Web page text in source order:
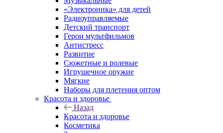
«Электроника» для детей
Радиоуправляемые
Детский транспорт
Герои мультфильмов
Антистресс
Развитие
Сюжетные и ролевые
Игрушечное оружие
Мягкие
Наборы для плетения оптом
Красота и здоровье
Назад
Красота и здоровье
Косметика